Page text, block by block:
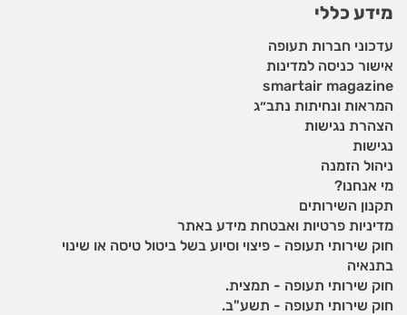
מידע כללי
עדכוני חברות תעופה
אישור כניסה למדינות
smartair magazine
המראות ונחיתות נתב״ג
הצהרת נגישות
נגישות
ניהול הזמנה
מי אנחנו?
תקנון השירותים
מדיניות פרטיות ואבטחת מידע באתר
חוק שירותי תעופה - פיצוי וסיוע בשל ביטול טיסה או שינוי
בתנאיה
חוק שירותי תעופה - תמצית.
חוק שירותי תעופה - תשע"ב.